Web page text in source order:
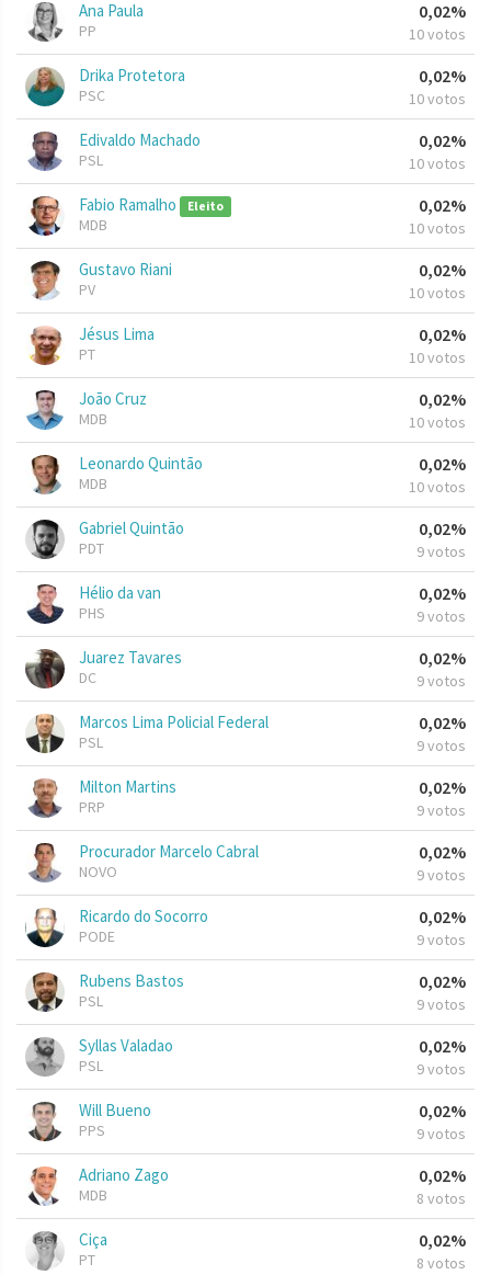
Ana Paula
PP
0,02%
10 votos
Drika Protetora
PSC
0,02%
10 votos
Edivaldo Machado
PSL
0,02%
10 votos
Fabio Ramalho Eleito
MDB
0,02%
10 votos
Gustavo Riani
PV
0,02%
10 votos
Jésus Lima
PT
0,02%
10 votos
João Cruz
MDB
0,02%
10 votos
Leonardo Quintão
MDB
0,02%
10 votos
Gabriel Quintão
PDT
0,02%
9 votos
Hélio da van
PHS
0,02%
9 votos
Juarez Tavares
DC
0,02%
9 votos
Marcos Lima Policial Federal
PSL
0,02%
9 votos
Milton Martins
PRP
0,02%
9 votos
Procurador Marcelo Cabral
NOVO
0,02%
9 votos
Ricardo do Socorro
PODE
0,02%
9 votos
Rubens Bastos
PSL
0,02%
9 votos
Syllas Valadao
PSL
0,02%
9 votos
Will Bueno
PPS
0,02%
9 votos
Adriano Zago
MDB
0,02%
8 votos
Ciça
PT
0,02%
8 votos